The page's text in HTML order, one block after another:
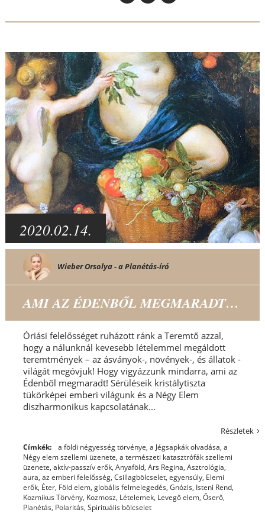
2020.02.14.
Wieber Orsolya - a Planétás-író
AMI AZ ÉDENBŐL MEGMARADT…
Óriási felelősséget ruházott ránk a Teremtő azzal,
hogy a nálunknál kevesebb lételemmel megáldott
teremtmények – az ásványok-, növények-, és állatok -
világát megóvjuk! Hogy vigyázzunk mindarra, ami az
Édenből megmaradt! Sérüléseik kristálytiszta
tükörképei emberi világunk és a Négy Elem
diszharmonikus kapcsolatának...
Részletek
Címkék: a földi négyesség törvénye, a Jégsapkák olvadása, a
Négy elem szellemi üzenete, a természeti katasztrófák szellemi
üzenete, aktív-passzív erők, Anyaföld, Ars Regina, Asztrológia,
aura, az emberi felelősség, Csillagbölcselet, egyensúly, Elemi
erők, Éter, Föld elem, globális felmelegedés, Gnózis, Isteni Rend,
Kozmikus Törvény, Kozmosz, Lételemek, Levegő elem, Őserő,
Planétás, Polaritás, Spirituális bölcselet